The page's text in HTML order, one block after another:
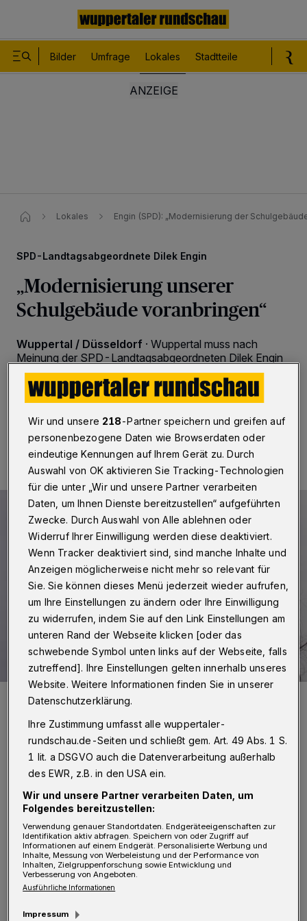
Bilder Umfrage Lokales Stadtteile
Lokales Engin (SPD): „Modernisierung der
SPD-Landtagsabgeordnete Dilek Engin
„Modernisierung unserer
Schulgebäude voranbringen“
Wuppertal / Düsseldorf · Wuppertal muss nach
Meinung der SPD-Landtagsabgeordneten Dilek Engin
„bei der Schulsanierung endlich vorankommen“.
29.08.2022 , 07:30 Uhr Eine Minute Lesezeit
Dilek Engin (SPD).
D er bauliche Zustand an vielen Schulen in
„Bröckelnde Außenfassaden, Schimmelbefall
im Klassenzimmer, kaum noch nutzbare,
unhygienische Toiletten und nicht
Wir und unsere 218-Partner speichern und greifen auf
personenbezogene Daten wie Browserdaten oder
eindeutige Kennungen auf Ihrem Gerät zu. Durch
Auswahl von OK aktivieren Sie Tracking-Technologien
für die unter „Wir und unsere Partner verarbeiten
Daten, um Ihnen Dienste bereitzustellen“ aufgeführten
Zwecke. Durch Auswahl von Alle ablehnen oder
Widerruf Ihrer Einwilligung werden diese deaktiviert.
Wenn Tracker deaktiviert sind, sind manche Inhalte und
Anzeigen möglicherweise nicht mehr so relevant für
Sie. Sie können dieses Menü jederzeit wieder aufrufen,
um Ihre Einstellungen zu ändern oder Ihre Einwilligung
zu widerrufen, indem Sie auf den Link Einstellungen am
unteren Rand der Webseite klicken [oder das
schwebende Symbol unten links auf der Webseite, falls
zutreffend]. Ihre Einstellungen gelten innerhalb unseres
Website. Weitere Informationen finden Sie in unserer
Datenschutzerklärung.
Ihre Zustimmung umfasst alle wuppertaler-
rundschau.de-Seiten und schließt gem. Art. 49 Abs. 1 S.
1 lit. a DSGVO auch die Datenverarbeitung außerhalb
des EWR, z.B. in den USA ein.
Wir und unsere Partner verarbeiten Daten, um
Folgendes bereitzustellen:
Verwendung genauer Standortdaten. Endgeräteeigenschaften zur
Identifikation aktiv abfragen. Speichern von oder Zugriff auf
Informationen auf einem Endgerät. Personalisierte Werbung und
Inhalte, Messung von Werbeleistung und der Performance von
Inhalten, Zielgruppenforschung sowie Entwicklung und
Verbesserung von Angeboten.
Ausführliche Informationen
Impressum